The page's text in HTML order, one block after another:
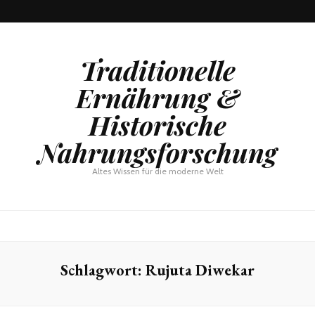
Traditionelle
Ernährung &
Historische
Nahrungsforschung
Altes Wissen für die moderne Welt
Schlagwort: Rujuta Diwekar